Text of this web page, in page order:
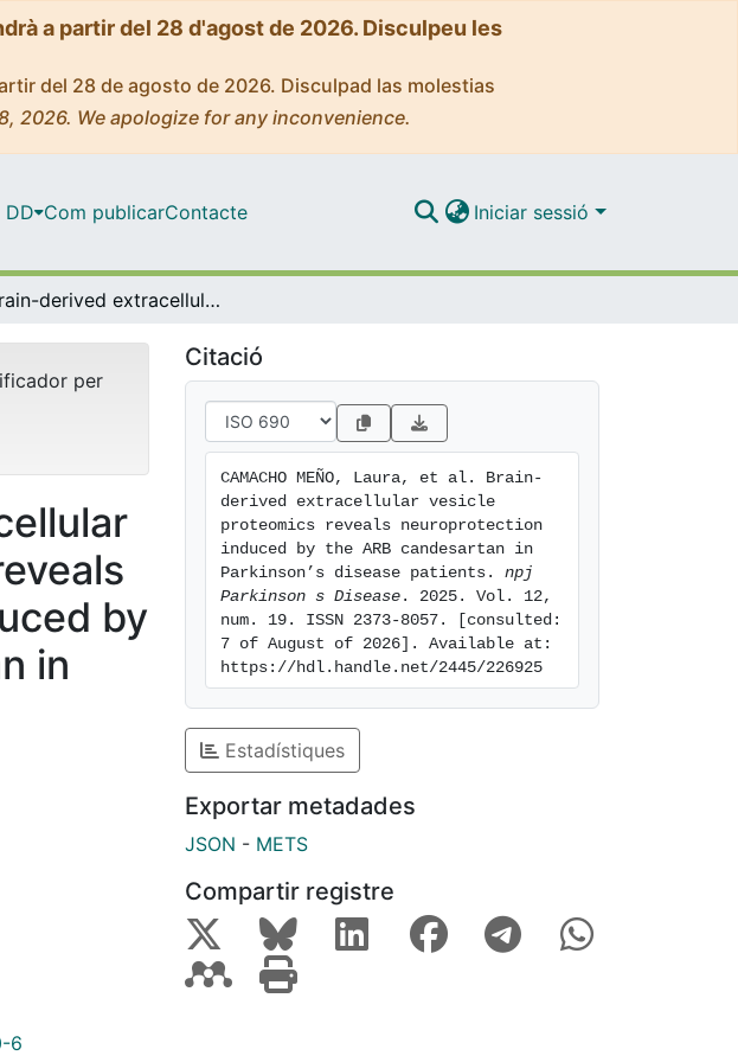
a partir del 28 d'agost de 2026. Disculpeu les
del 28 de agosto de 2026. Disculpad las molestias
2026. We apologize for any inconvenience.
Com publicarContacte Iniciar sessió
Brain-derived extracellular vesicle proteomics reveals neuroprotection induced by the ARB candesartan in Parkinson’s disease patients
per
by
in
6
Citació
CAMACHO MEÑO, Laura, et al. Brain-
derived extracellular vesicle
proteomics reveals neuroprotection
induced by the ARB candesartan in
Parkinson’s disease patients. npj
Parkinson s Disease . 2025. Vol. 12,
num. 19. ISSN 2373-8057. [consulted:
7 of August of 2026]. Available at:
https://hdl.handle.net/2445/226925
Estadístiques
Exportar metadades
JSON - METS
Compartir registre